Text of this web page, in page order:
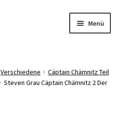
Menü
Verschiedene
Cäptain Chämnitz Teil
Steven Grau Cäptain Chämnitz 2 Der